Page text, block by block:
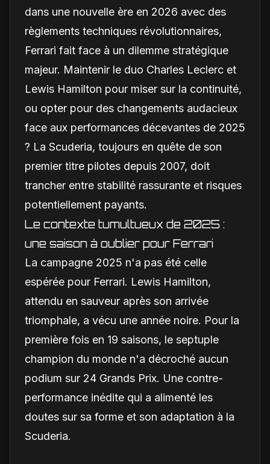
dans une nouvelle ère en 2026 avec des
règlements techniques révolutionnaires,
Ferrari fait face à un dilemme stratégique
majeur. Maintenir le duo Charles Leclerc et
Lewis Hamilton pour miser sur la continuité,
ou opter pour des changements audacieux
face aux performances décevantes de 2025
? La Scuderia, toujours en quête de son
premier titre pilotes depuis 2007, doit
trancher entre stabilité rassurante et risques
potentiellement payants.
Le contexte tumultueux de 2025 :
une saison à oublier pour Ferrari
La campagne 2025 n'a pas été celle
espérée pour Ferrari. Lewis Hamilton,
attendu en sauveur après son arrivée
triomphale, a vécu une année noire. Pour la
première fois en 19 saisons, le septuple
champion du monde n'a décroché aucun
podium sur 24 Grands Prix. Une contre-
performance inédite qui a alimenté les
doutes sur sa forme et son adaptation à la
Scuderia.